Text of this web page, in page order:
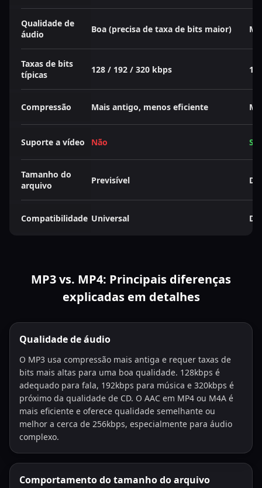
Qualidade de
áudio
Boa (precisa de taxa de bits maior)
Taxas de bits
típicas
128 / 192 / 320 kbps
Compressão Mais antigo, menos eficiente
Suporte a vídeo Não
Tamanho do
arquivo
Previsível
Compatibilidade Universal
MP3 vs. MP4: Principais diferenças
explicadas em detalhes
Qualidade de áudio
O MP3 usa compressão mais antiga e requer taxas de
bits mais altas para uma boa qualidade. 128kbps é
adequado para fala, 192kbps para música e 320kbps é
próximo da qualidade de CD. O AAC em MP4 ou M4A é
mais eficiente e oferece qualidade semelhante ou
melhor a cerca de 256kbps, especialmente para áudio
complexo.
Comportamento do tamanho do arquivo